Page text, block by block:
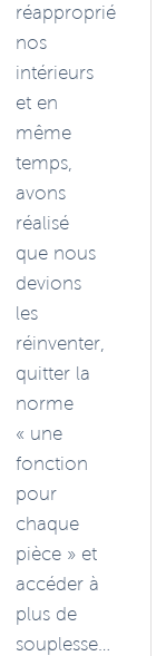
réapproprié
nos
intérieurs
et en
même
temps,
avons
réalisé
que nous
devions
les
réinventer,
quitter la
norme
« une
fonction
pour
chaque
pièce » et
accéder à
plus de
souplesse…